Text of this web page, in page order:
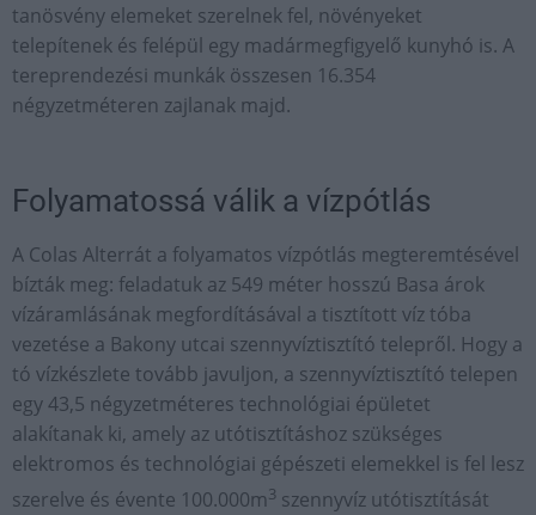
tanösvény elemeket szerelnek fel, növényeket
telepítenek és felépül egy madármegfigyelő kunyhó is. A
tereprendezési munkák összesen 16.354
négyzetméteren zajlanak majd.
Folyamatossá válik a vízpótlás
A Colas Alterrát a folyamatos vízpótlás megteremtésével
bízták meg: feladatuk az 549 méter hosszú Basa árok
vízáramlásának megfordításával a tisztított víz tóba
vezetése a Bakony utcai szennyvíztisztító telepről. Hogy a
tó vízkészlete tovább javuljon, a szennyvíztisztító telepen
egy 43,5 négyzetméteres technológiai épületet
alakítanak ki, amely az utótisztításhoz szükséges
elektromos és technológiai gépészeti elemekkel is fel lesz
szerelve és évente 100.000m3 szennyvíz utótisztítását